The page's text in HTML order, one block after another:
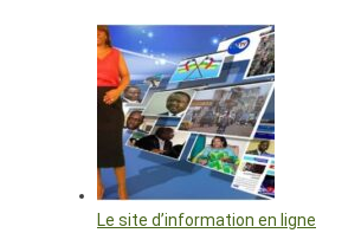
Le site d’information en ligne